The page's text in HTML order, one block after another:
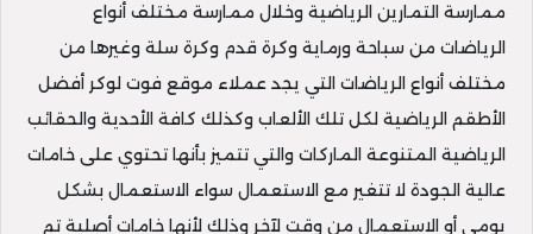
ممارسة التمارين الرياضية وخلال ممارسة مختلف أنواع
الرياضات من سباحة ورماية وكرة قدم وكرة سلة وغيرها من
مختلف أنواع الرياضات التي يجد عملاء موقع فوت لوكر أفضل
الأطقم الرياضية لكل تلك الألعاب وكذلك كافة الأحدية والحقائب
الرياضية المتنوعة الماركات والتي تتميز بأنها تحتوي على خامات
عالية الجودة لا تتغير مع الاستعمال سواء الاستعمال بشكل
يومي أو الاستعمال من وقت لآخر وذلك لأنها خامات أصلية تم